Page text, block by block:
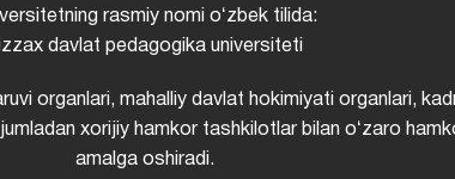
rasmiy nomi oʻzbek tilida:
davlat pedagogika universiteti
organlari, mahalliy davlat hokimiyati organlari,
xorijiy hamkor tashkilotlar bilan oʻzaro
amalga oshiradi.